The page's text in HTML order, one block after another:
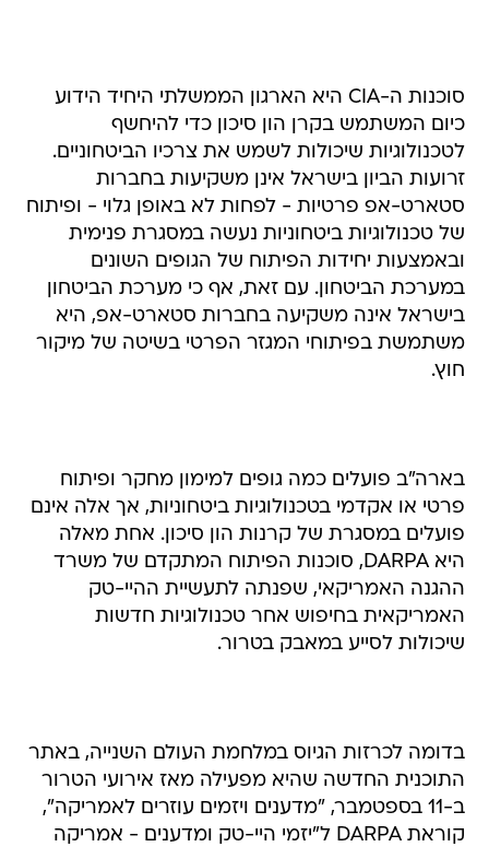
סוכנות ה-CIA היא הארגון הממשלתי היחיד הידוע
כיום המשתמש בקרן הון סיכון כדי להיחשף
לטכנולוגיות שיכולות לשמש את צרכיו הביטחוניים.
זרועות הביון בישראל אינן משקיעות בחברות
סטארט-אפ פרטיות - לפחות לא באופן גלוי - ופיתוח
של טכנולוגיות ביטחוניות נעשה במסגרת פנימית
ובאמצעות יחידות הפיתוח של הגופים השונים
במערכת הביטחון. עם זאת, אף כי מערכת הביטחון
בישראל אינה משקיעה בחברות סטארט-אפ, היא
משתמשת בפיתוחי המגזר הפרטי בשיטה של מיקור
חוץ.
בארה"ב פועלים כמה גופים למימון מחקר ופיתוח
פרטי או אקדמי בטכנולוגיות ביטחוניות, אך אלה אינם
פועלים במסגרת של קרנות הון סיכון. אחת מאלה
היא DARPA, סוכנות הפיתוח המתקדם של משרד
ההגנה האמריקאי, שפנתה לתעשיית ההיי-טק
האמריקאית בחיפוש אחר טכנולוגיות חדשות
שיכולות לסייע במאבק בטרור.
בדומה לכרזות הגיוס במלחמת העולם השנייה, באתר
התוכנית החדשה שהיא מפעילה מאז אירועי הטרור
ב-11 בספטמבר, "מדענים ויזמים עוזרים לאמריקה",
קוראת DARPA ל"יזמי היי-טק ומדענים - אמריקה